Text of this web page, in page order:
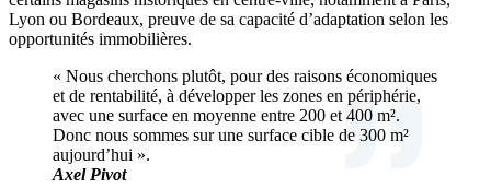
Lyon ou Bordeaux, preuve de sa capacité d’adaptation selon les
opportunités immobilières.
« Nous cherchons plutôt, pour des raisons économiques
et de rentabilité, à développer les zones en périphérie,
avec une surface en moyenne entre 200 et 400 m².
Donc nous sommes sur une surface cible de 300 m²
aujourd’hui ».
Axel Pivot